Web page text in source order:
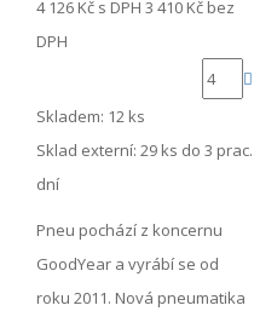
4 126 Kč s DPH 3 410 Kč bez
DPH
Skladem: 12 ks
Sklad externí: 29 ks do 3 prac.
dní
Pneu pochází z koncernu
GoodYear a vyrábí se od
roku 2011. Nová pneumatika